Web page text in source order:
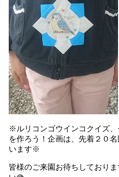
※ルリコンゴウインコクイズ
を作ろう！企画は、先着２０
います※
皆様のご来園お待ちしており